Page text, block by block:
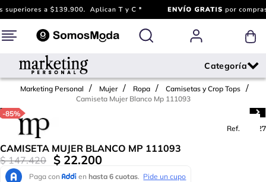
Marketing Personal Mujer Ropa
Camisetas y Crop Tops
Camiseta Mujer Blanco Mp 111093
-85%
Ref.
776527
CAMISETA MUJER BLANCO MP 111093
$ 147.420 $ 22.200